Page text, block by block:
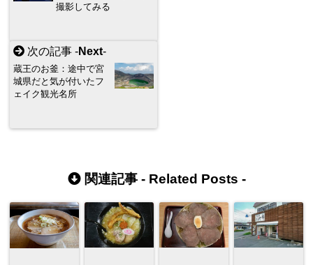
撮影してみる
次の記事 -Next-
蔵王のお釜：途中で宮
城県だと気が付いたフ
ェイク観光名所
関連記事 - Related Posts -